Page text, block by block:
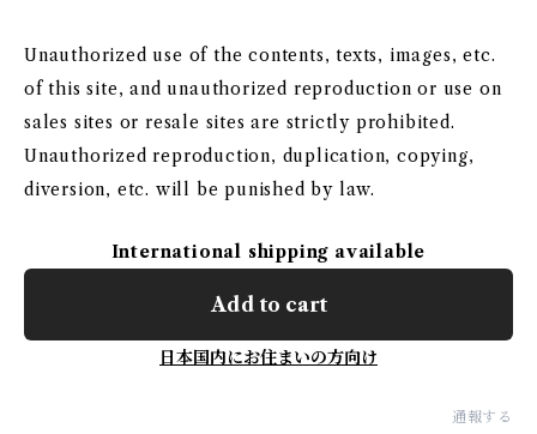
Unauthorized use of the contents, texts, images, etc.
of this site, and unauthorized reproduction or use on
sales sites or resale sites are strictly prohibited.
Unauthorized reproduction, duplication, copying,
diversion, etc. will be punished by law.
International shipping available
Add to cart
日本国内にお住まいの方向け
通報する